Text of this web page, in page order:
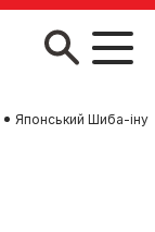
Японський Шиба-іну